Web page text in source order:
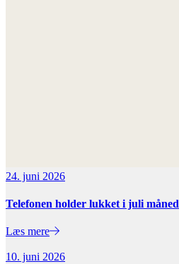
24. juni 2026
Telefonen holder lukket i juli måned
Læs mere
10. juni 2026